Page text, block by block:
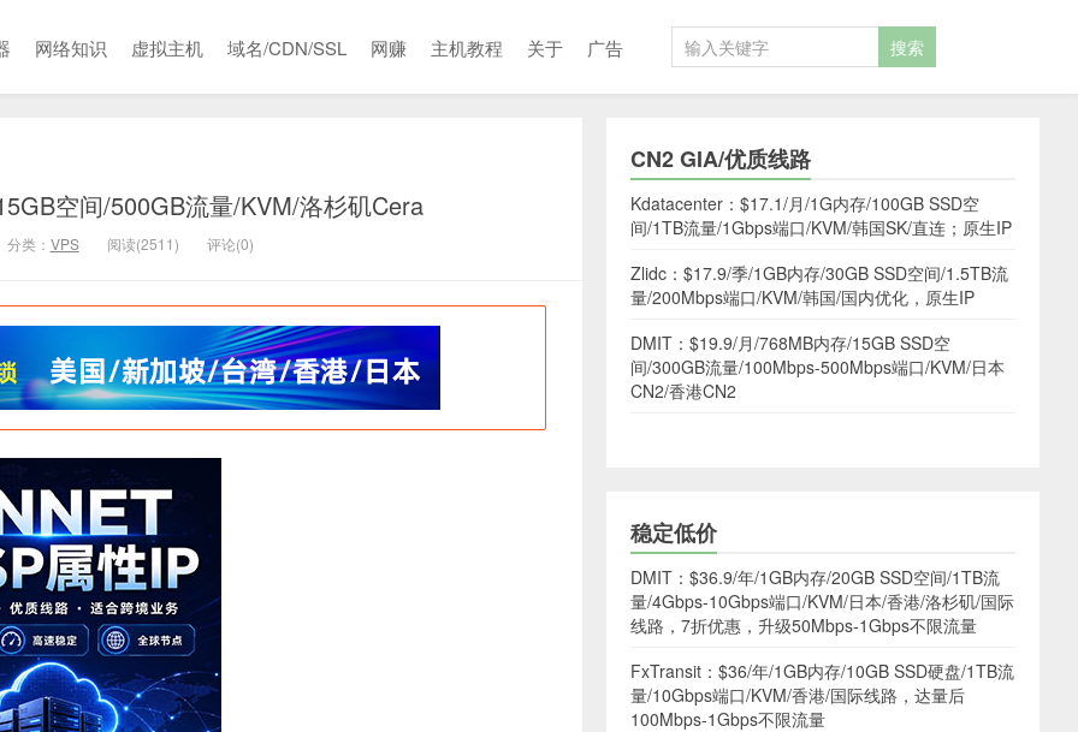
网络知识 虚拟主机 域名/CDN/SSL 网赚 主机教程 关于 广告
空间/500GB流量/KVM/洛杉矶Cera
分类： VPS 阅读(2511) 评论(0)
CN2 GIA/优质线路
Kdatacenter：$17.1/月/1G内存/100GB SSD空
间/1TB流量/1Gbps端口/KVM/韩国SK/直连；原生IP
Zlidc：$17.9/季/1GB内存/30GB SSD空间/1.5TB流
量/200Mbps端口/KVM/韩国/国内优化，原生IP
DMIT：$19.9/月/768MB内存/15GB SSD空
间/300GB流量/100Mbps-500Mbps端口/KVM/日本
CN2/香港CN2
稳定低价
DMIT：$36.9/年/1GB内存/20GB SSD空间/1TB流
量/4Gbps-10Gbps端口/KVM/日本/香港/洛杉矶/国际
线路，7折优惠，升级50Mbps-1Gbps不限流量
FxTransit：$36/年/1GB内存/10GB SSD硬盘/1TB流
量/10Gbps端口/KVM/香港/国际线路，达量后
100Mbps-1Gbps不限流量